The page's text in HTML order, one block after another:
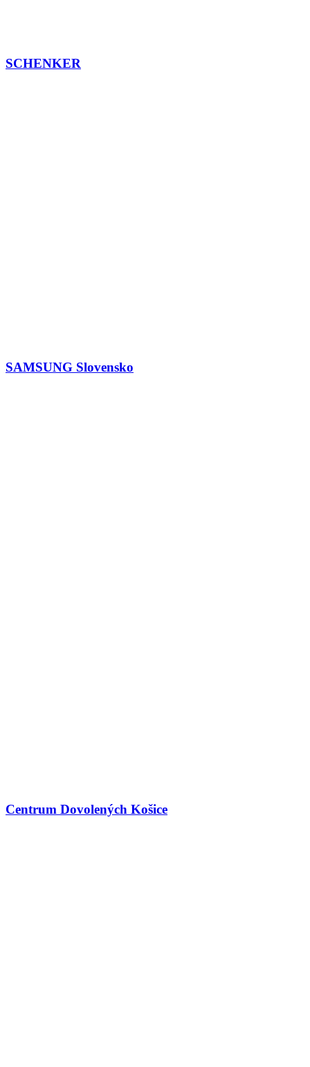
SCHENKER
SAMSUNG Slovensko
Centrum Dovolených Košice